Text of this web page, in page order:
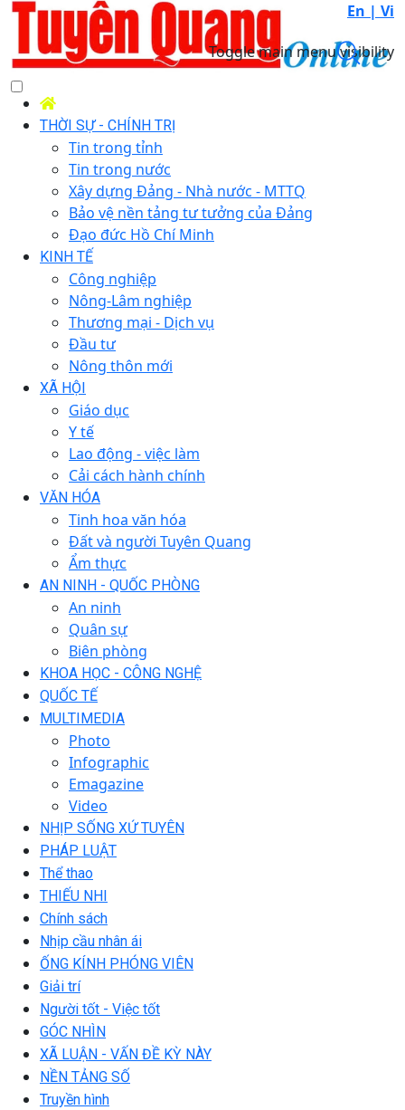
En | Vi
Toggle main menu visibility
THỜI SỰ - CHÍNH TRỊ
Tin trong tỉnh
Tin trong nước
Xây dựng Đảng - Nhà nước - MTTQ
Bảo vệ nền tảng tư tưởng của Đảng
Đạo đức Hồ Chí Minh
KINH TẾ
Công nghiệp
Nông-Lâm nghiệp
Thương mại - Dịch vụ
Đầu tư
Nông thôn mới
XÃ HỘI
Giáo dục
Y tế
Lao động - việc làm
Cải cách hành chính
VĂN HÓA
Tinh hoa văn hóa
Đất và người Tuyên Quang
Ẩm thực
AN NINH - QUỐC PHÒNG
An ninh
Quân sự
Biên phòng
KHOA HỌC - CÔNG NGHỆ
QUỐC TẾ
MULTIMEDIA
Photo
Infographic
Emagazine
Video
NHỊP SỐNG XỨ TUYÊN
PHÁP LUẬT
Thể thao
THIẾU NHI
Chính sách
Nhịp cầu nhân ái
ỐNG KÍNH PHÓNG VIÊN
Giải trí
Người tốt - Việc tốt
GÓC NHÌN
XÃ LUẬN - VẤN ĐỀ KỲ NÀY
NỀN TẢNG SỐ
Truyền hình